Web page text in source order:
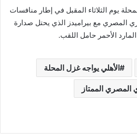
يوم الثلاثاء المقبل في إطار منافسات
المصري مع بيراميدز الذي يحتل صدارة
الأحمر حامل اللقب.
الأهلي يواجه غزل المحلة
المصري الممتاز